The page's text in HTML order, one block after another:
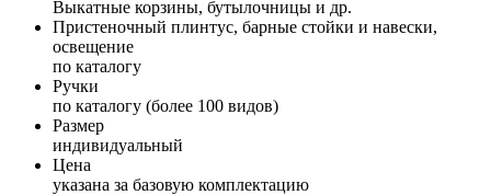
Выкатные корзины, бутылочницы и др.
Пристеночный плинтус, барные стойки и навески,
освещение
по каталогу
Ручки
по каталогу (более 100 видов)
Размер
индивидуальный
Цена
указана за базовую комплектацию